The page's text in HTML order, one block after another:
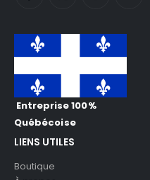
Entreprise 100%
Québécoise
LIENS UTILES
Boutique